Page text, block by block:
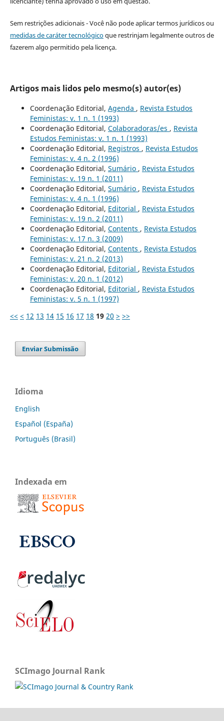
Sem restrições adicionais - Você não pode aplicar termos jurídicos ou
medidas de caráter tecnológicoque restrinjam legalmente outros de
fazerem algo permitido pela licença.
Artigos mais lidos pelo mesmo(s) autor(es)
Coordenação Editorial, Agenda , Revista Estudos
Feministas: v. 1 n. 1 (1993)
Coordenação Editorial, Colaboradoras/es , Revista
Estudos Feministas: v. 1 n. 1 (1993)
Coordenação Editorial, Registros , Revista Estudos
Feministas: v. 4 n. 2 (1996)
Coordenação Editorial, Sumário , Revista Estudos
Feministas: v. 19 n. 1 (2011)
Coordenação Editorial, Sumário , Revista Estudos
Feministas: v. 4 n. 1 (1996)
Coordenação Editorial, Editorial , Revista Estudos
Feministas: v. 19 n. 2 (2011)
Coordenação Editorial, Contents , Revista Estudos
Feministas: v. 17 n. 3 (2009)
Coordenação Editorial, Contents , Revista Estudos
Feministas: v. 21 n. 2 (2013)
Coordenação Editorial, Editorial , Revista Estudos
Feministas: v. 20 n. 1 (2012)
Coordenação Editorial, Editorial , Revista Estudos
Feministas: v. 5 n. 1 (1997)
<< < 12 13 14 15 16 17 18 19 20 > >>
Enviar Submissão
Idioma
English
Español (España)
Português (Brasil)
Indexada em
SCImago Journal Rank